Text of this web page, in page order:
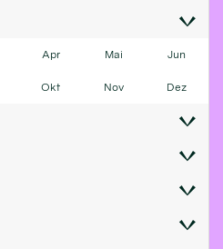
Apr Mai Jun
Okt Nov Dez